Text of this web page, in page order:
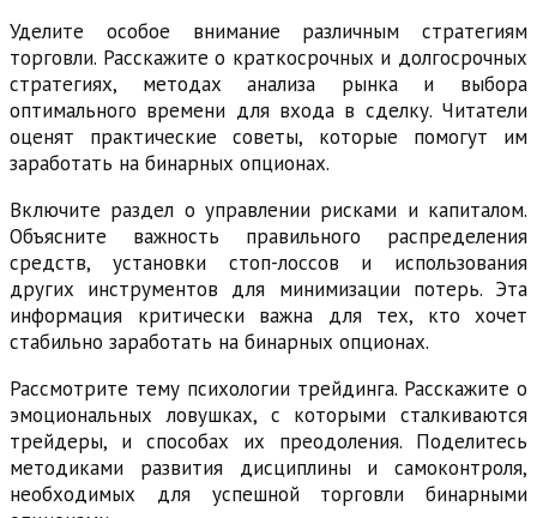
Уделите особое внимание различным стратегиям
торговли. Расскажите о краткосрочных и долгосрочных
стратегиях, методах анализа рынка и выбора
оптимального времени для входа в сделку. Читатели
оценят практические советы, которые помогут им
заработать на бинарных опционах.
Включите раздел о управлении рисками и капиталом.
Объясните важность правильного распределения
средств, установки стоп-лоссов и использования
других инструментов для минимизации потерь. Эта
информация критически важна для тех, кто хочет
стабильно заработать на бинарных опционах.
Рассмотрите тему психологии трейдинга. Расскажите о
эмоциональных ловушках, с которыми сталкиваются
трейдеры, и способах их преодоления. Поделитесь
методиками развития дисциплины и самоконтроля,
необходимых для успешной торговли бинарными